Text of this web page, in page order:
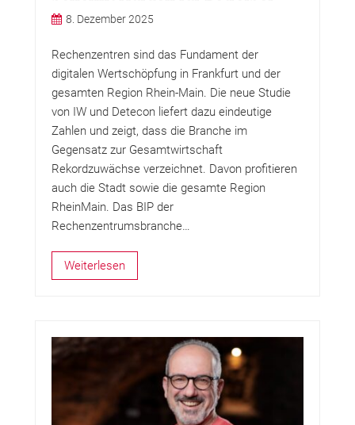
8. Dezember 2025
Rechenzentren sind das Fundament der
digitalen Wertschöpfung in Frankfurt und der
gesamten Region Rhein-Main. Die neue Studie
von IW und Detecon liefert dazu eindeutige
Zahlen und zeigt, dass die Branche im
Gegensatz zur Gesamtwirtschaft
Rekordzuwächse verzeichnet. Davon profitieren
auch die Stadt sowie die gesamte Region
RheinMain. Das BIP der
Rechenzentrumsbranche…
Weiterlesen